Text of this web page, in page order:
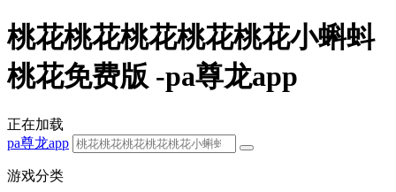
桃花桃花桃花桃花桃花小蝌蚪
桃花免费版 -pa尊龙app
正在加载
pa尊龙app
游戏分类